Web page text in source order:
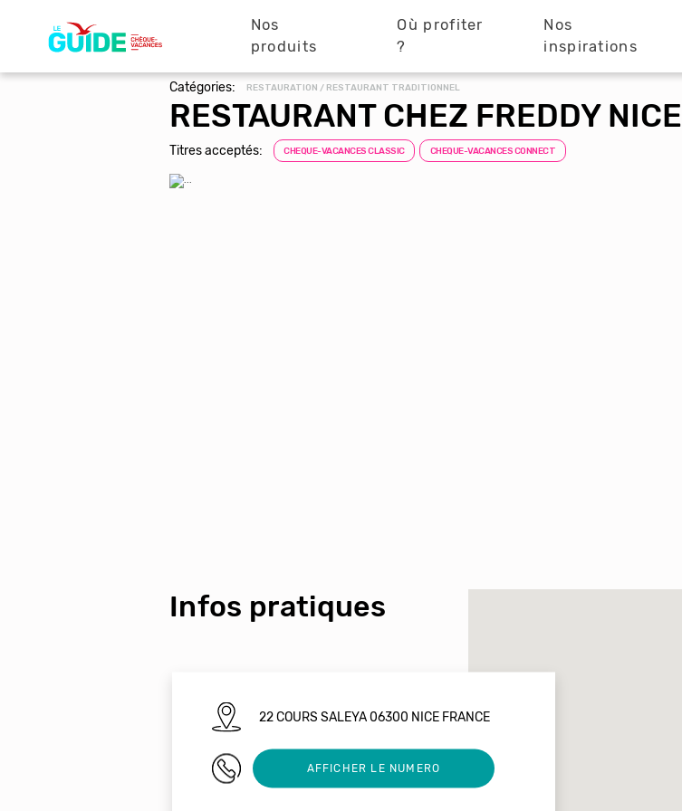
principale
Nos
produits
Où profiter
?
Nos
inspirations
Catégories: RESTAURATION / RESTAURANT TRADITIONNEL
RESTAURANT CHEZ FREDDY NICE
Titres acceptés: CHEQUE-VACANCES CLASSIC CHEQUE-VACANCES CONNECT
Infos pratiques
22 COURS SALEYA 06300 NICE FRANCE
04 93 85 49 99AFFICHER LE NUMERO